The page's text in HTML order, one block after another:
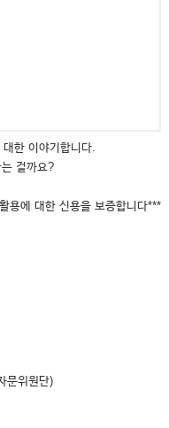
한 이야기합니다.
걸까요?
용에 대한 신용을 보증합니다***
문위원단)